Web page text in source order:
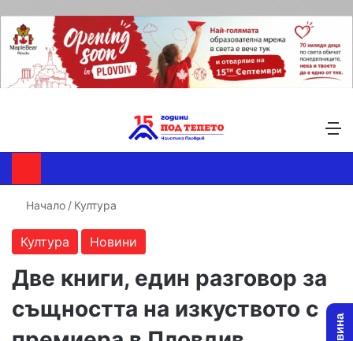
Начало / Култура
Култура Новини
Две книги, един разговор за
същността на изкуството с